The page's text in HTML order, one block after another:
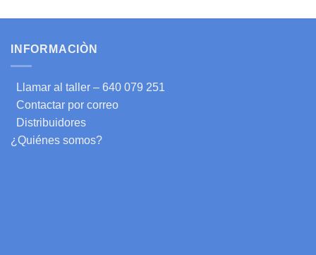
INFORMACIÒN
Llamar al taller – 640 079 251
Contactar por correo
Distribuidores
¿Quiénes somos?